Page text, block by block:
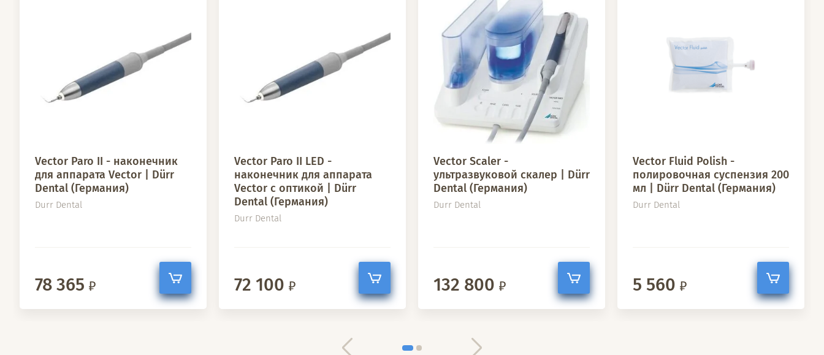
Vector Paro II - наконечник
для аппарата Vector | Dürr
Dental (Германия)
Durr Dental
78 365
Vector Paro II LED -
наконечник для аппарата
Vector с оптикой | Dürr
Dental (Германия)
Durr Dental
72 100
Vector Scaler -
ультразвуковой скалер | Dürr
Dental (Германия)
Durr Dental
132 800
Vector Fluid Polish -
полировочная суспензия 200
мл | Dürr Dental (Германия)
Durr Dental
5 560